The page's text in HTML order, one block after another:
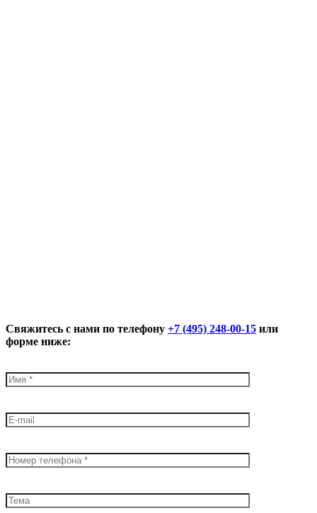
Свяжитесь с нами по телефону +7 (495) 248-00-15 или
форме ниже: